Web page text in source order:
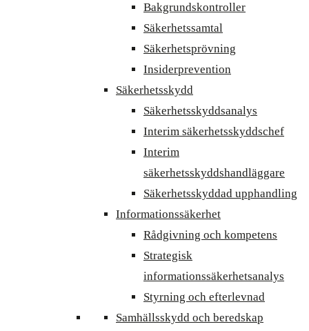
Bakgrundskontroller
Säkerhetssamtal
Säkerhetsprövning
Insiderprevention
Säkerhetsskydd
Säkerhetsskyddsanalys
Interim säkerhetsskyddschef
Interim
säkerhetsskyddshandläggare
Säkerhetsskyddad upphandling
Informationssäkerhet
Rådgivning och kompetens
Strategisk
informationssäkerhetsanalys
Styrning och efterlevnad
Samhällsskydd och beredskap